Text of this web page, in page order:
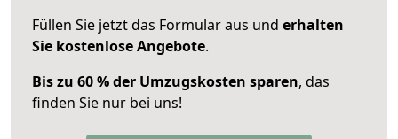
Füllen Sie jetzt das Formular aus und erhalten
Sie kostenlose Angebote.
Bis zu 60 % der Umzugskosten sparen, das
finden Sie nur bei uns!